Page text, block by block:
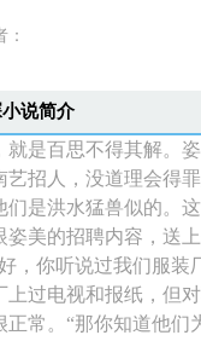
欢陆琛全文免费
（穿越肥婆 朱意
：
：
：
说简介
就是百思不得其解。
艺招人，没道理会得
们是洪水猛兽似的。
姿美的招聘内容，送
，你听说过我们服装
上过电视和报纸，但
正常。“那你知道他们